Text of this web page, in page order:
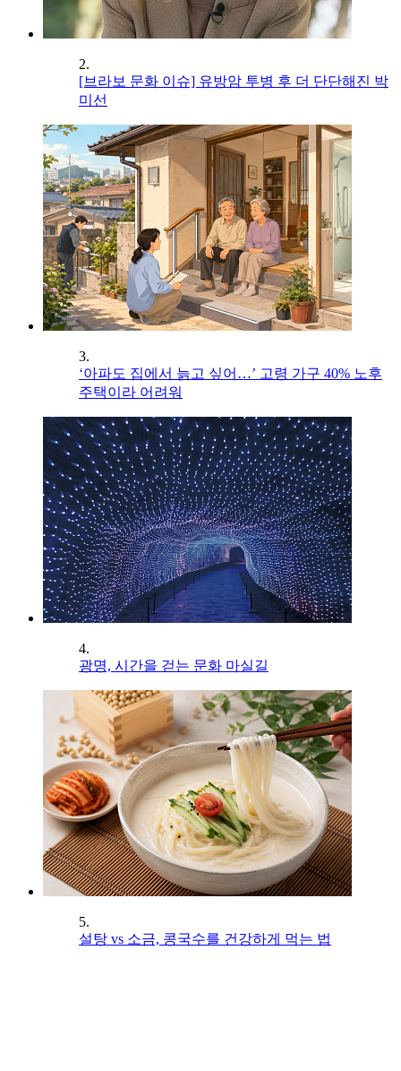
2.
[브라보 문화 이슈] 유방암 투병 후 더 단단해진 박
미선
3.
‘아파도 집에서 늙고 싶어…’ 고령 가구 40% 노후
주택이라 어려워
4.
광명, 시간을 걷는 문화 마실길
5.
설탕 vs 소금, 콩국수를 건강하게 먹는 법